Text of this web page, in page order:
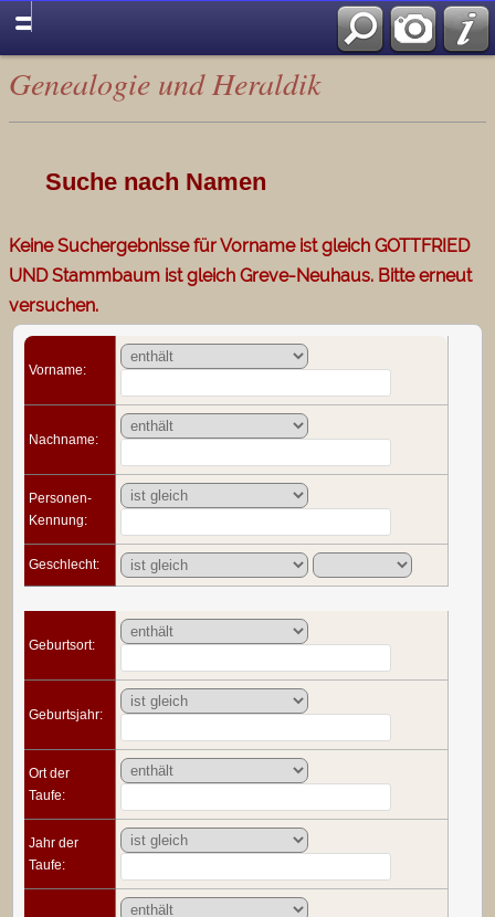
Genealogie und Heraldik
Suche nach Namen
Keine Suchergebnisse für Vorname ist gleich GOTTFRIED
UND Stammbaum ist gleich Greve-Neuhaus. Bitte erneut
versuchen.
Vorname:
Nachname:
Personen-
Kennung:
Geschlecht:
Geburtsort:
Geburtsjahr:
Ort der
Taufe:
Jahr der
Taufe: